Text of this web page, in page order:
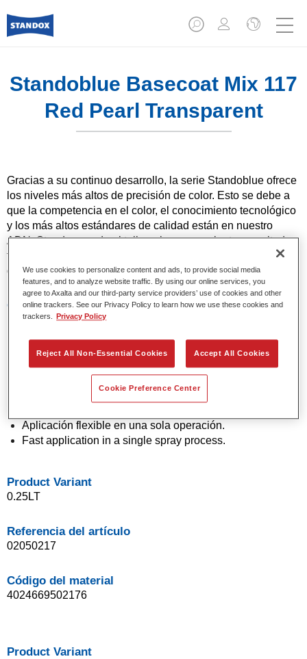
Standoblue Basecoat Mix 117
Red Pearl Transparent
Gracias a su continuo desarrollo, la serie Standoblue ofrece
los niveles más altos de precisión de color. Esto se debe a
que la competencia en el color, el conocimiento tecnológico
y los más altos estándares de calidad están en nuestro
ADN. Standox ayuda al taller a lograr excelentes resultados,
tanto en las reparaciones sencillas como en los retos más
desafiantes.
Características del producto
Colores sólidos y de efecto con tecnología de pigmento
Excepcional precisión de color.
Excelente control de moteado.
Excelentes propiedades de flujo.
Aplicación flexible en una sola operación.
Fast application in a single spray process.
Product Variant
0.25LT
Referencia del artículo
02050217
Código del material
4024669502176
Product Variant
We use cookies to personalize content and ads, to provide social media
features, and to analyze website traffic. By using our online services, you
agree to Axalta and our third-party service providers’ use of cookies and other
online trackers. See our Privacy Policy to learn how we use these cookies and
trackers.
Privacy Policy
Reject All Non-Essential Cookies Accept All Cookies
Cookie Preference Center